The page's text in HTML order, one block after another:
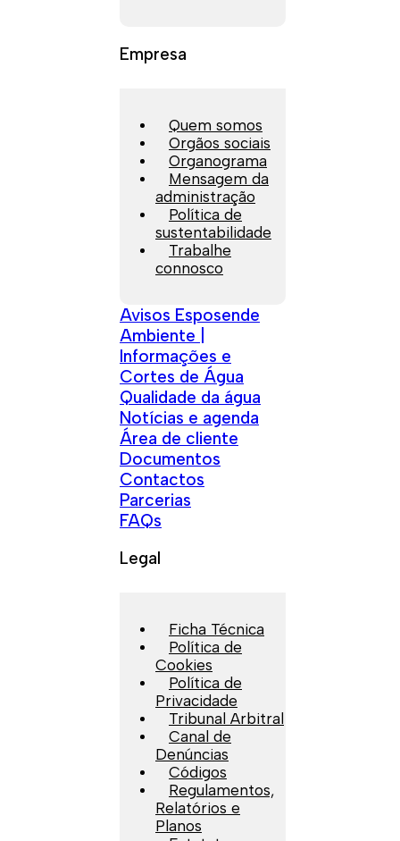
Empresa
Quem somos
Orgãos sociais
Organograma
Mensagem da
administração
Política de
sustentabilidade
Trabalhe
connosco
Avisos Esposende
Ambiente |
Informações e
Cortes de Água
Qualidade da água
Notícias e agenda
Área de cliente
Documentos
Contactos
Parcerias
FAQs
Legal
Ficha Técnica
Política de
Cookies
Política de
Privacidade
Tribunal Arbitral
Canal de
Denúncias
Códigos
Regulamentos,
Relatórios e
Planos